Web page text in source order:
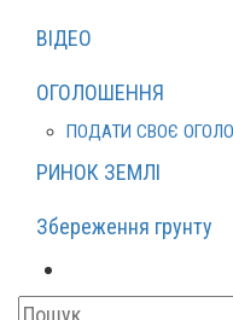
ВІДЕО
ОГОЛОШЕННЯ
ПОДАТИ СВОЄ
РИНОК ЗЕМЛІ
Збереження грунту